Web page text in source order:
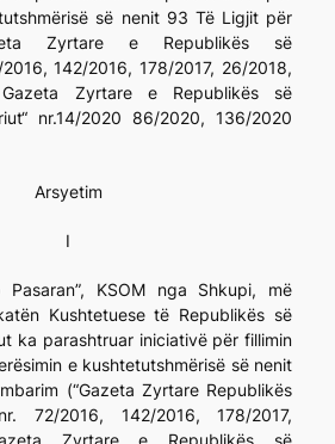
së nenit 93 Të Ligjit për
Zyrtare e Republikës së
142/2016, 178/2017, 26/2018,
Zyrtare e Republikës së
nr.14/2020 86/2020, 136/2020
Arsyetim
I
Pasaran”, KSOM nga Shkupi, më
Kushtetuese të Republikës së
ka parashtruar iniciativë për fillimin
e kushtetutshmërisë së nenit
(“Gazeta Zyrtare Republikës
72/2016, 142/2016, 178/2017,